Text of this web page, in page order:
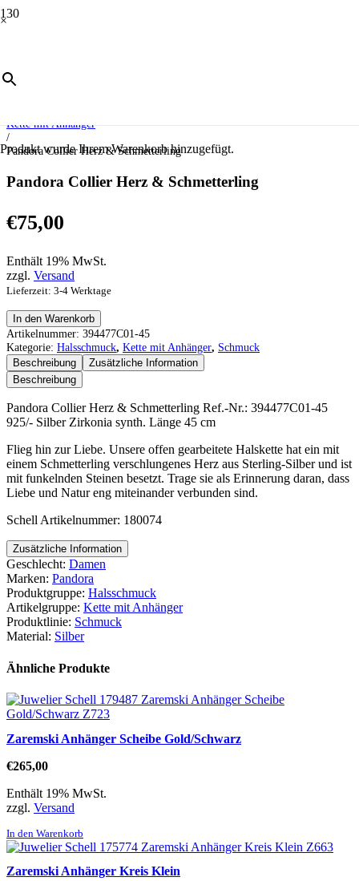
×
Produktwurde Ihrem Warenkorb hinzugefügt.
/
Kette mit Anhänger
/
Pandora Collier Herz & Schmetterling
Pandora Collier Herz & Schmetterling
€75,00
Enthält 19% MwSt.
zzgl. Versand
Lieferzeit: 3-4 Werktage
Pandora
Collier
Herz
&
Schmetterling
Menge
In den Warenkorb
Artikelnummer: 394477C01-45
Kategorie: Halsschmuck, Kette mit Anhänger, Schmuck
Beschreibung
Zusätzliche Information
Beschreibung
Pandora Collier Herz & Schmetterling Ref.-Nr.: 394477C01-45
925/- Silber Zirkonia synth. Länge 45 cm
Flieg hin zur Liebe. Unsere offen gearbeitete Halskette hat ein mit
einem Schmetterling verschlungenes Herz aus Sterling-Silber und ist
mit funkelnden Steinen besetzt. Trage sie als Erinnerung daran, dass
Liebe und Natur eng miteinander verbunden sind.
Schell Artikelnummer: 180074
Zusätzliche Information
Geschlecht: Damen
Marken: Pandora
Produktgruppe: Halsschmuck
Artikelgruppe: Kette mit Anhänger
Produktlinie: Schmuck
Material: Silber
Ähnliche Produkte
Zaremski Anhänger Scheibe Gold/Schwarz
€265,00
Enthält 19% MwSt.
zzgl. Versand
In den Warenkorb
Zaremski Anhänger Kreis Klein